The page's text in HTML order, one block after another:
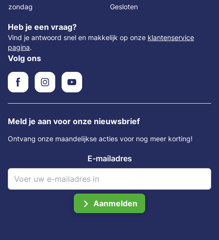
zondag
Gesloten
Heb je een vraag?
Vind je antwoord snel en makkelijk op onze klantenservice
pagina.
Volg ons
Meld je aan voor onze nieuwsbrief
Ontvang onze maandelijkse acties voor nog meer korting!
E-mailadres
Aanmelden